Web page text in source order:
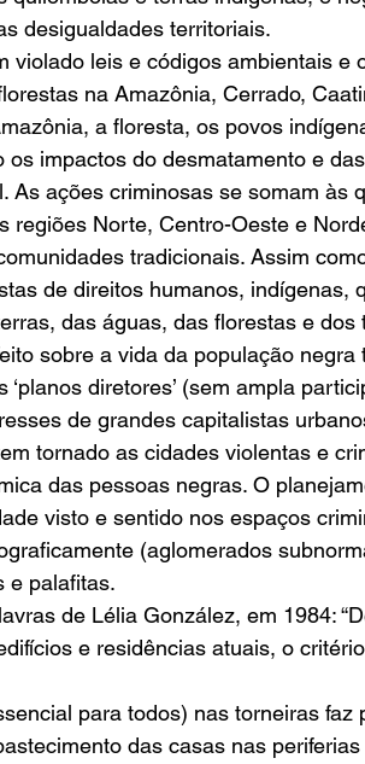
desigualdades territoriais.
violado leis e códigos ambientais e
na Amazônia, Cerrado,
a floresta, os povos
os impactos do desmatamento e
As ações criminosas se somam às
regiões Norte, Centro-Oeste e
tradicionais. Assim
de direitos humanos, indígenas,
das águas, das florestas e
sobre a vida da população
‘planos diretores’ (sem ampla
de grandes capitalistas
tornado as cidades violentas e
das pessoas negras. O
visto e sentido nos espaços
(aglomerados
e palafitas.
de Lélia González, em 1984:
e residências atuais, o
para todos) nas torneiras
das casas nas